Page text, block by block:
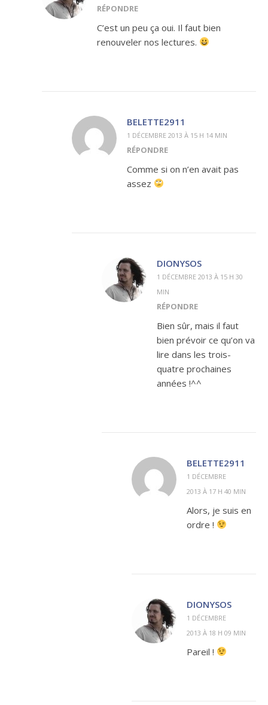
RÉPONDRE
C’est un peu ça oui. Il faut bien
renouveler nos lectures.
BELETTE2911
1 DÉCEMBRE 2013 À 15 H 14 MIN
RÉPONDRE
Comme si on n’en avait pas
assez
DIONYSOS
1 DÉCEMBRE 2013 À 15 H 30
MIN
RÉPONDRE
Bien sûr, mais il faut
bien prévoir ce qu’on va
lire dans les trois-
quatre prochaines
années !^^
BELETTE2911
1 DÉCEMBRE
2013 À 17 H 40 MIN
Alors, je suis en
ordre !
DIONYSOS
1 DÉCEMBRE
2013 À 18 H 09 MIN
Pareil !